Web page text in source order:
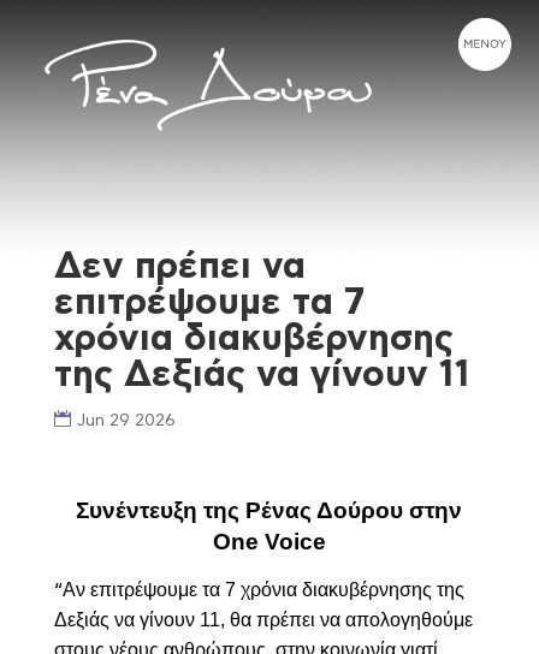
Δεν πρέπει να
επιτρέψουμε τα 7
χρόνια διακυβέρνησης
της Δεξιάς να γίνουν 11
Jun 29 2026
Συνέντευξη της Ρένας Δούρου στην
One Voice
“Αν επιτρέψουμε τα 7 χρόνια διακυβέρνησης της
Δεξιάς να γίνουν 11, θα πρέπει να απολογηθούμε
στους νέους ανθρώπους, στην κοινωνία γιατί